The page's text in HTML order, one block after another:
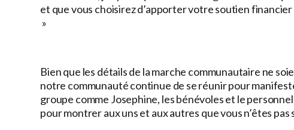
et que vous choisirez d’apporter votre soutien
»
Bien que les détails de la marche communautaire ne
notre communauté continue de se réunir pour
groupe comme Josephine, les bénévoles et le
pour montrer aux uns et aux autres que vous n’êtes pas